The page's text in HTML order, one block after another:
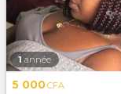
1 année
5 000CFA